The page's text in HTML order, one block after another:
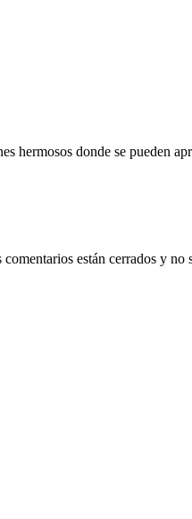
donde se pueden
están cerrados y no